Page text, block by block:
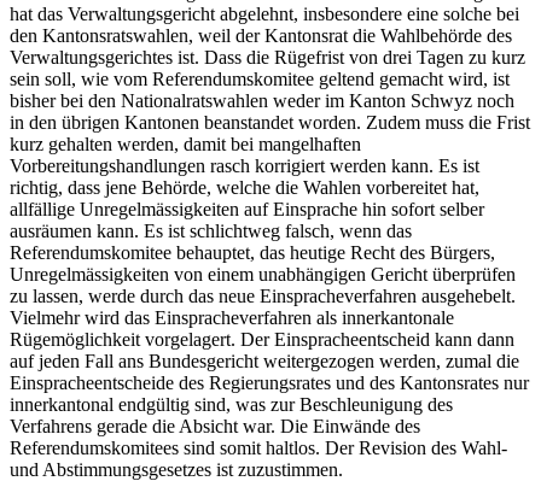
hat das Verwaltungsgericht abgelehnt, insbesondere eine solche bei
den Kantonsratswahlen, weil der Kantonsrat die Wahlbehörde des
Verwaltungsgerichtes ist. Dass die Rügefrist von drei Tagen zu kurz
sein soll, wie vom Referendumskomitee geltend gemacht wird, ist
bisher bei den Nationalratswahlen weder im Kanton Schwyz noch
in den übrigen Kantonen beanstandet worden. Zudem muss die Frist
kurz gehalten werden, damit bei mangelhaften
Vorbereitungshandlungen rasch korrigiert werden kann. Es ist
richtig, dass jene Behörde, welche die Wahlen vorbereitet hat,
allfällige Unregelmässigkeiten auf Einsprache hin sofort selber
ausräumen kann. Es ist schlichtweg falsch, wenn das
Referendumskomitee behauptet, das heutige Recht des Bürgers,
Unregelmässigkeiten von einem unabhängigen Gericht überprüfen
zu lassen, werde durch das neue Einspracheverfahren ausgehebelt.
Vielmehr wird das Einspracheverfahren als innerkantonale
Rügemöglichkeit vorgelagert. Der Einspracheentscheid kann dann
auf jeden Fall ans Bundesgericht weitergezogen werden, zumal die
Einspracheentscheide des Regierungsrates und des Kantonsrates nur
innerkantonal endgültig sind, was zur Beschleunigung des
Verfahrens gerade die Absicht war. Die Einwände des
Referendumskomitees sind somit haltlos. Der Revision des Wahl-
und Abstimmungsgesetzes ist zuzustimmen.